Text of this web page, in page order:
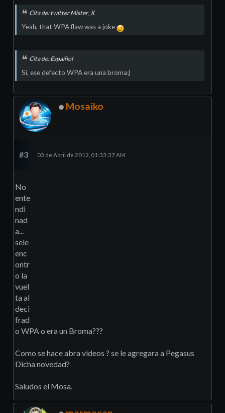
Cita de: twitter Mister_X
Yeah, that WPA flaw was a joke
Cita de: Espaíñol
Sí­, ese defecto WPA era una broma;)
Mosaiko
#3 03 de Abril de 2012, 01:33:37 AM
No
ente
ndi
nad
a...
sele
enc
ontr
o la
vuel
ta al
deci
frad
o WPA o era un Broma???
Como se hace abra videos ? se le agregara a Pegasus
Dicha novedad?
Saludos el Mosa.